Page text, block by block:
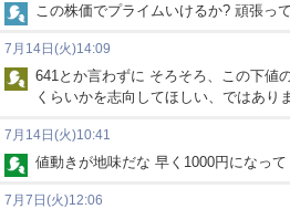
この株価でプライムいけるか? 頑張っ
7月14日(火)14:09
641とか言わずに そろそろ、この下値
くらいかを志向してほしい、ではあり
7月14日(火)10:41
値動きが地味だな 早く1000円になっ
7月7日(火)12:06